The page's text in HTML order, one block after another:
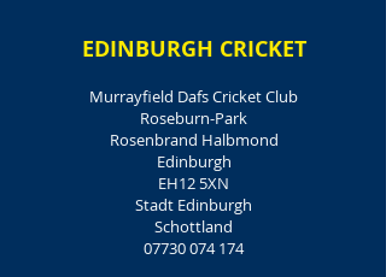
EDINBURGH CRICKET
Murrayfield Dafs Cricket Club
Roseburn-Park
Rosenbrand Halbmond
Edinburgh
EH12 5XN
Stadt Edinburgh
Schottland
07730 074 174